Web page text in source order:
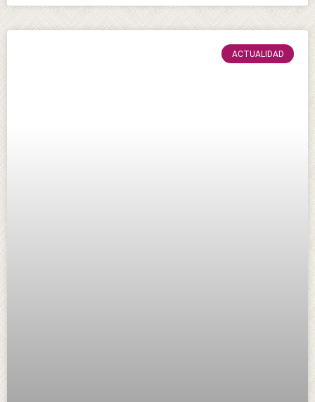
ACTUALIDAD